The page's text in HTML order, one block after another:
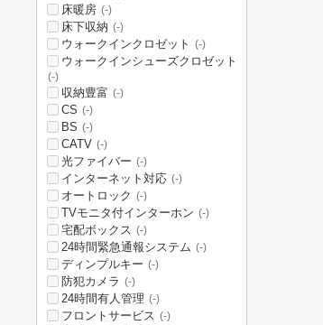
床暖房 (-)
床下収納 (-)
ウォークインクロゼット (-)
ウォークインシューズクロゼット
(-)
収納豊富 (-)
CS (-)
BS (-)
CATV (-)
光ファイバー (-)
インターネット対応 (-)
オートロック (-)
TVモニタ付インターホン (-)
宅配ボックス (-)
24時間緊急通報システム (-)
ディンプルキー (-)
防犯カメラ (-)
24時間有人管理 (-)
フロントサービス (-)